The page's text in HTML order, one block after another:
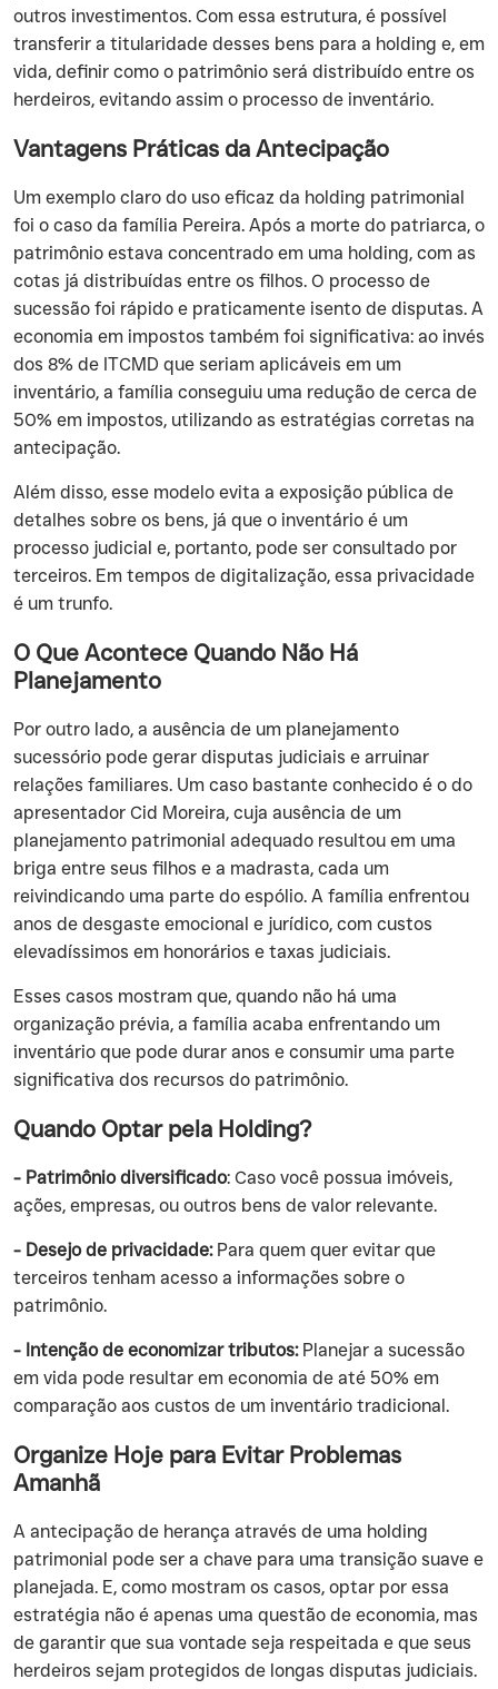
outros investimentos. Com essa estrutura, é possível
transferir a titularidade desses bens para a holding e, em
vida, definir como o patrimônio será distribuído entre os
herdeiros, evitando assim o processo de inventário.
Vantagens Práticas da Antecipação
‍Um exemplo claro do uso eficaz da holding patrimonial
foi o caso da família Pereira. Após a morte do patriarca, o
patrimônio estava concentrado em uma holding, com as
cotas já distribuídas entre os filhos. O processo de
sucessão foi rápido e praticamente isento de disputas. A
economia em impostos também foi significativa: ao invés
dos 8% de ITCMD que seriam aplicáveis em um
inventário, a família conseguiu uma redução de cerca de
50% em impostos, utilizando as estratégias corretas na
antecipação.
‍Além disso, esse modelo evita a exposição pública de
detalhes sobre os bens, já que o inventário é um
processo judicial e, portanto, pode ser consultado por
terceiros. Em tempos de digitalização, essa privacidade
é um trunfo.
O Que Acontece Quando Não Há
Planejamento
‍Por outro lado, a ausência de um planejamento
sucessório pode gerar disputas judiciais e arruinar
relações familiares. Um caso bastante conhecido é o do
apresentador Cid Moreira, cuja ausência de um
planejamento patrimonial adequado resultou em uma
briga entre seus filhos e a madrasta, cada um
reivindicando uma parte do espólio. A família enfrentou
anos de desgaste emocional e jurídico, com custos
elevadíssimos em honorários e taxas judiciais.
‍Esses casos mostram que, quando não há uma
organização prévia, a família acaba enfrentando um
inventário que pode durar anos e consumir uma parte
significativa dos recursos do patrimônio.
Quando Optar pela Holding?
- Patrimônio diversificado: Caso você possua imóveis,
ações, empresas, ou outros bens de valor relevante.
- Desejo de privacidade:Para quem quer evitar que
terceiros tenham acesso a informações sobre o
patrimônio.
- Intenção de economizar tributos:Planejar a sucessão
em vida pode resultar em economia de até 50% em
comparação aos custos de um inventário tradicional.
Organize Hoje para Evitar Problemas
Amanhã
‍A antecipação de herança através de uma holding
patrimonial pode ser a chave para uma transição suave e
planejada. E, como mostram os casos, optar por essa
estratégia não é apenas uma questão de economia, mas
de garantir que sua vontade seja respeitada e que seus
herdeiros sejam protegidos de longas disputas judiciais.